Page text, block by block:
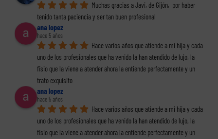
Muchas gracias a Javi, de Gijón,  por haber
tenido tanta paciencia y ser tan buen profesional
ana lopez
hace 5 años
Hace varios años que atiende a mi hija y cada
uno de los profesionales que ha venido la han atendido de lujo, la
fisio que la viene a atender ahora la entiende perfectamente y un
trato exquisito
ana lopez
hace 5 años
Hace varios años que atiende a mi hija y cada
uno de los profesionales que ha venido la han atendido de lujo, la
fisio que la viene a atender ahora la entiende perfectamente y un